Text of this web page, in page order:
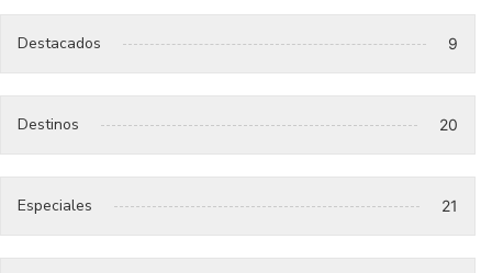
Destacados 9
Destinos 20
Especiales 21